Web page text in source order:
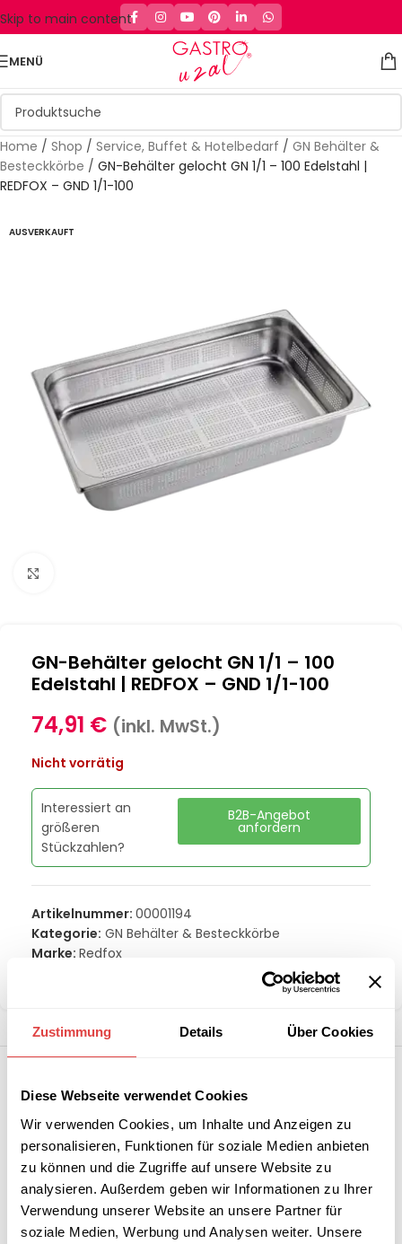
Zustimmung Details Über Cookies
Diese Webseite verwendet Cookies
Wir verwenden Cookies, um Inhalte und Anzeigen zu
personalisieren, Funktionen für soziale Medien anbieten
zu können und die Zugriffe auf unsere Website zu
analysieren. Außerdem geben wir Informationen zu Ihrer
Verwendung unserer Website an unsere Partner für
soziale Medien, Werbung und Analysen weiter. Unsere
Skip to main content
MENÜ
Home / Shop / Service, Buffet & Hotelbedarf / GN Behälter &
Besteckkörbe / GN-Behälter gelocht GN 1/1 – 100 Edelstahl |
REDFOX – GND 1/1-100
AUSVERKAUFT
GN-Behälter gelocht GN 1/1 – 100
Edelstahl | REDFOX – GND 1/1-100
74,91 € (inkl. MwSt.)
Nicht vorrätig
Interessiert an
größeren
Stückzahlen?
B2B-Angebot
anfordern
Artikelnummer: 00001194
Kategorie: GN Behälter & Besteckkörbe
Marke: Redfox